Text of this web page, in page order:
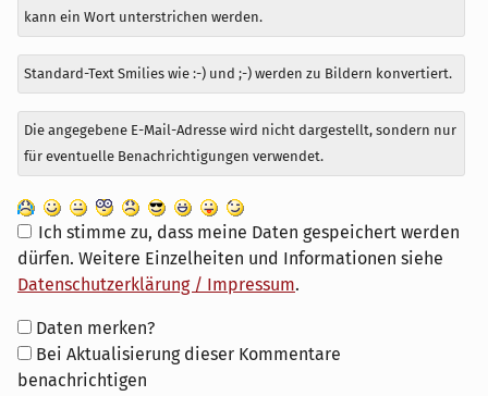
kann ein Wort unterstrichen werden.
Standard-Text Smilies wie :-) und ;-) werden zu Bildern konvertiert.
Die angegebene E-Mail-Adresse wird nicht dargestellt, sondern nur
für eventuelle Benachrichtigungen verwendet.
Ich stimme zu, dass meine Daten gespeichert werden
dürfen. Weitere Einzelheiten und Informationen siehe
Datenschutzerklärung / Impressum.
Formular-
Optionen
Daten merken?
Bei Aktualisierung dieser Kommentare
benachrichtigen